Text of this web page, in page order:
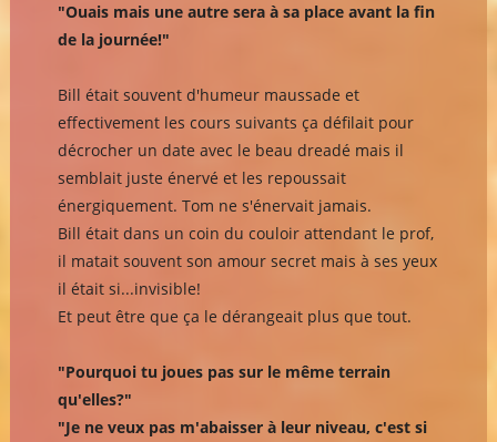
"Ouais mais une autre sera à sa place avant la fin
de la journée!"
Bill était souvent d'humeur maussade et
effectivement les cours suivants ça défilait pour
décrocher un date avec le beau dreadé mais il
semblait juste énervé et les repoussait
énergiquement. Tom ne s'énervait jamais.
Bill était dans un coin du couloir attendant le prof,
il matait souvent son amour secret mais à ses yeux
il était si...invisible!
Et peut être que ça le dérangeait plus que tout.
"Pourquoi tu joues pas sur le même terrain
qu'elles?"
"Je ne veux pas m'abaisser à leur niveau, c'est si